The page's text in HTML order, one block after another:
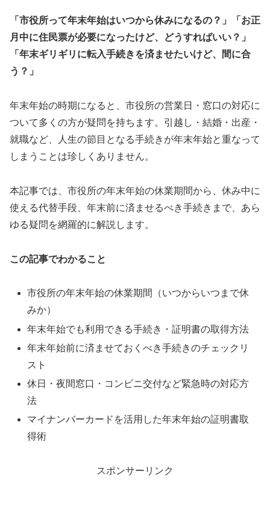
「市役所って年末年始はいつから休みになるの？」「お正
月中に住民票が必要になったけど、どうすればいい？」
「年末ギリギリに転入手続きを済ませたいけど、間に合
う？」
年末年始の時期になると、市役所の営業日・窓口の対応に
ついて多くの方が疑問を持ちます。引越し・結婚・出産・
就職など、人生の節目となる手続きが年末年始と重なって
しまうことは珍しくありません。
本記事では、市役所の年末年始の休業期間から、休み中に
使える代替手段、年末前に済ませるべき手続きまで、あら
ゆる疑問を網羅的に解説します。
この記事でわかること
市役所の年末年始の休業期間（いつからいつまで休
みか）
年末年始でも利用できる手続き・証明書の取得方法
年末年始前に済ませておくべき手続きのチェックリ
スト
休日・夜間窓口・コンビニ交付など緊急時の対応方
法
マイナンバーカードを活用した年末年始の証明書取
得術
スポンサーリンク